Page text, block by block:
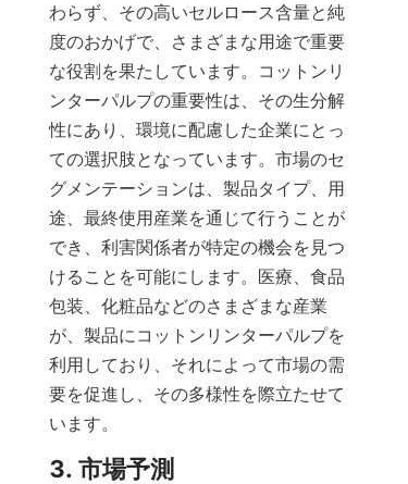
わらず、その高いセルロース含量と純
度のおかげで、さまざまな用途で重要
な役割を果たしています。コットンリ
ンターパルプの重要性は、その生分解
性にあり、環境に配慮した企業にとっ
ての選択肢となっています。市場のセ
グメンテーションは、製品タイプ、用
途、最終使用産業を通じて行うことが
でき、利害関係者が特定の機会を見つ
けることを可能にします。医療、食品
包装、化粧品などのさまざまな産業
が、製品にコットンリンターパルプを
利用しており、それによって市場の需
要を促進し、その多様性を際立たせて
います。
3. 市場予測